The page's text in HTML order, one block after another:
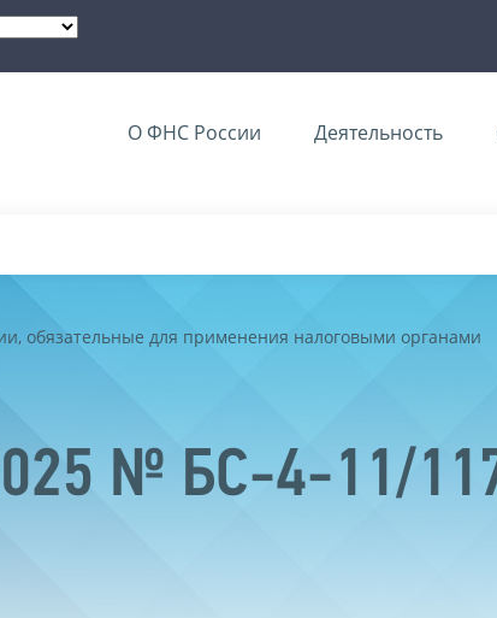
О ФНС России Деятельность
обязательные для применения налоговыми органами
№ БС-4-11/